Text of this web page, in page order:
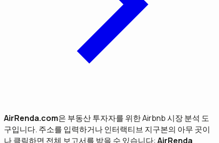
AirRenda.com은 부동산 투자자를 위한 Airbnb 시장 분석 도
구입니다. 주소를 입력하거나 인터랙티브 지구본의 아무 곳이
나 클릭하면 전체 보고서를 받을 수 있습니다: AirRenda